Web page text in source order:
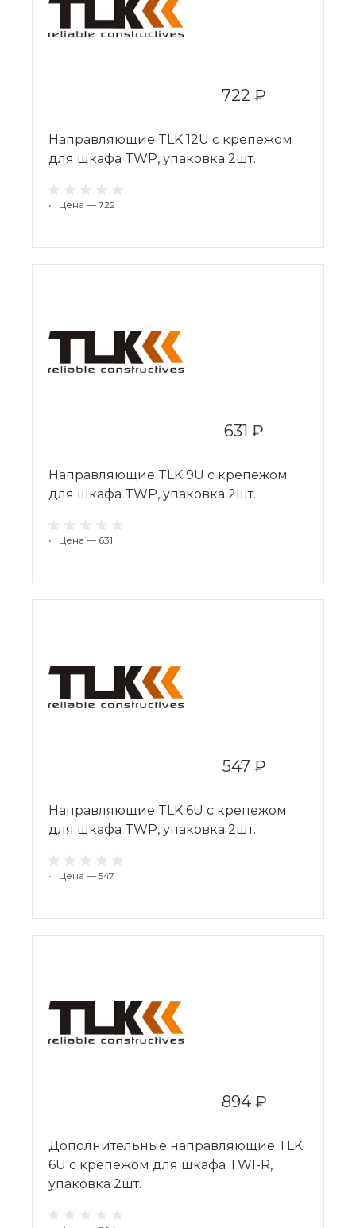
722 ₽
Направляющие TLK 12U с крепежом
для шкафа TWP, упаковка 2шт.
• Цена — 722
631 ₽
Направляющие TLK 9U с крепежом
для шкафа TWP, упаковка 2шт.
• Цена — 631
547 ₽
Направляющие TLK 6U с крепежом
для шкафа TWP, упаковка 2шт.
• Цена — 547
894 ₽
Дополнительные направляющие TLK
6U с крепежом для шкафа TWI-R,
упаковка 2шт.